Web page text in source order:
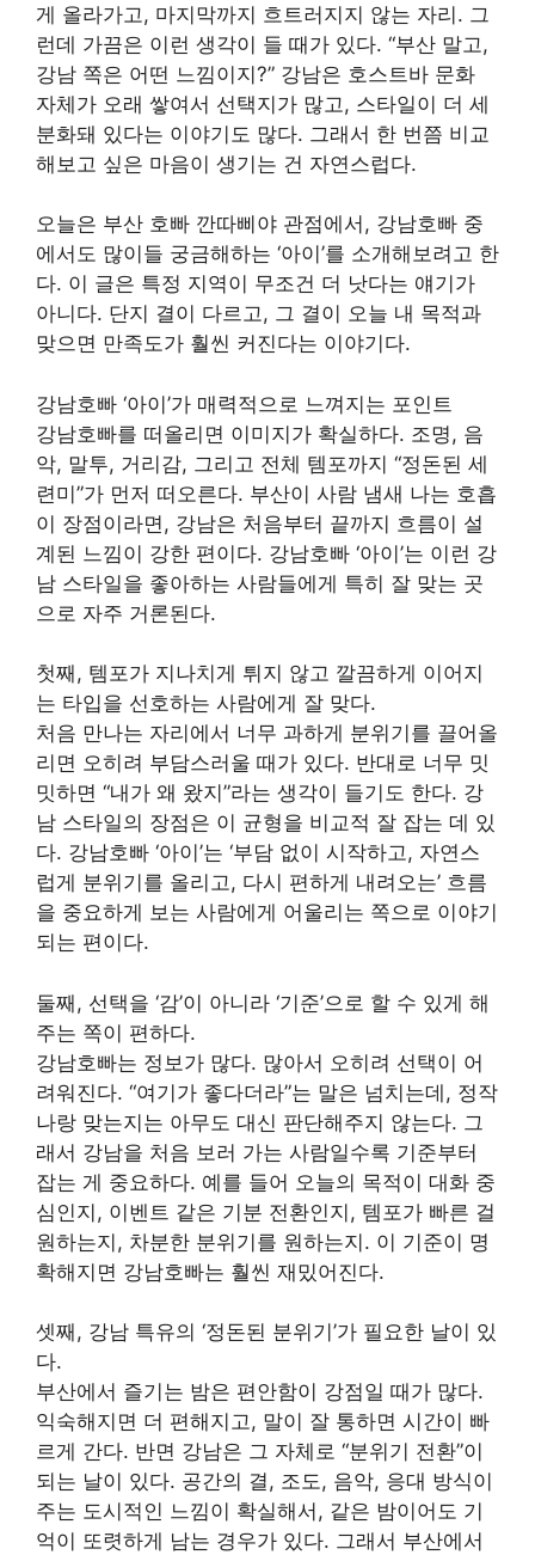
게 올라가고, 마지막까지 흐트러지지 않는 자리. 그
런데 가끔은 이런 생각이 들 때가 있다. “부산 말고,
강남 쪽은 어떤 느낌이지?” 강남은 호스트바 문화
자체가 오래 쌓여서 선택지가 많고, 스타일이 더 세
분화돼 있다는 이야기도 많다. 그래서 한 번쯤 비교
해보고 싶은 마음이 생기는 건 자연스럽다.
오늘은 부산 호빠 깐따삐야 관점에서, 강남호빠 중
에서도 많이들 궁금해하는 ‘아이’를 소개해보려고 한
다. 이 글은 특정 지역이 무조건 더 낫다는 얘기가
아니다. 단지 결이 다르고, 그 결이 오늘 내 목적과
맞으면 만족도가 훨씬 커진다는 이야기다.
강남호빠 ‘아이’가 매력적으로 느껴지는 포인트
강남호빠를 떠올리면 이미지가 확실하다. 조명, 음
악, 말투, 거리감, 그리고 전체 템포까지 “정돈된 세
련미”가 먼저 떠오른다. 부산이 사람 냄새 나는 호흡
이 장점이라면, 강남은 처음부터 끝까지 흐름이 설
계된 느낌이 강한 편이다. 강남호빠 ‘아이’는 이런 강
남 스타일을 좋아하는 사람들에게 특히 잘 맞는 곳
으로 자주 거론된다.
첫째, 템포가 지나치게 튀지 않고 깔끔하게 이어지
는 타입을 선호하는 사람에게 잘 맞다.
처음 만나는 자리에서 너무 과하게 분위기를 끌어올
리면 오히려 부담스러울 때가 있다. 반대로 너무 밋
밋하면 “내가 왜 왔지”라는 생각이 들기도 한다. 강
남 스타일의 장점은 이 균형을 비교적 잘 잡는 데 있
다. 강남호빠 ‘아이’는 ‘부담 없이 시작하고, 자연스
럽게 분위기를 올리고, 다시 편하게 내려오는’ 흐름
을 중요하게 보는 사람에게 어울리는 쪽으로 이야기
되는 편이다.
둘째, 선택을 ‘감’이 아니라 ‘기준’으로 할 수 있게 해
주는 쪽이 편하다.
강남호빠는 정보가 많다. 많아서 오히려 선택이 어
려워진다. “여기가 좋다더라”는 말은 넘치는데, 정작
나랑 맞는지는 아무도 대신 판단해주지 않는다. 그
래서 강남을 처음 보러 가는 사람일수록 기준부터
잡는 게 중요하다. 예를 들어 오늘의 목적이 대화 중
심인지, 이벤트 같은 기분 전환인지, 템포가 빠른 걸
원하는지, 차분한 분위기를 원하는지. 이 기준이 명
확해지면 강남호빠는 훨씬 재밌어진다.
셋째, 강남 특유의 ‘정돈된 분위기’가 필요한 날이 있
다.
부산에서 즐기는 밤은 편안함이 강점일 때가 많다.
익숙해지면 더 편해지고, 말이 잘 통하면 시간이 빠
르게 간다. 반면 강남은 그 자체로 “분위기 전환”이
되는 날이 있다. 공간의 결, 조도, 음악, 응대 방식이
주는 도시적인 느낌이 확실해서, 같은 밤이어도 기
억이 또렷하게 남는 경우가 있다. 그래서 부산에서